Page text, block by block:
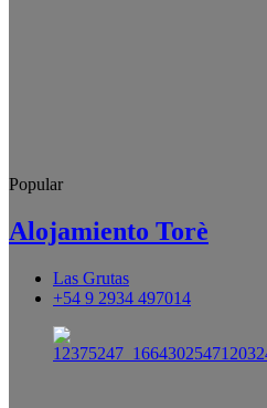
Popular
Alojamiento Torè
Las Grutas
+54 9 2934 497014